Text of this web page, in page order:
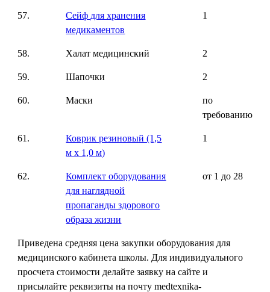
57.
Сейф для хранения
медикаментов
1
58. Халат медицинский 2
59. Шапочки 2
60. Маски
по
требованию
61.
Коврик резиновый (1,5
м х 1,0 м)
1
62.
Комплект оборудования
для наглядной
пропаганды здорового
образа жизни
от 1 до 28
Приведена средняя цена закупки оборудования для
медицинского кабинета школы. Для индивидуального
просчета стоимости делайте заявку на сайте и
присылайте реквизиты на почту medtexnika-